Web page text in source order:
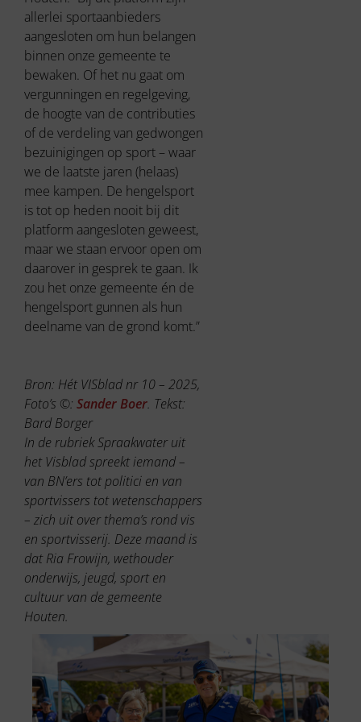
allerlei sportaanbieders
aangesloten om hun belangen
binnen onze gemeente te
bewaken. Of het nu gaat om
vergunningen en regelgeving,
de hoogte van de contributies
of de verdeling van gedwongen
bezuinigingen op sport – waar
we de laatste jaren (helaas)
mee kampen. De hengelsport
is tot op heden nooit bij dit
platform aangesloten geweest,
maar we staan ervoor open om
daarover in gesprek te gaan. Ik
zou het onze gemeente én de
hengelsport gunnen als hun
deelname van de grond komt.”
Bron: Hét VISblad nr 10 – 2025,
Foto’s ©: Sander Boer. Tekst:
Bard Borger
In de rubriek Spraakwater uit
het Visblad spreekt iemand –
van BN’ers tot politici en van
sportvissers tot wetenschappers
– zich uit over thema’s rond vis
en sportvisserij. Deze maand is
dat Ria Frowijn, wethouder
onderwijs, jeugd, sport en
cultuur van de gemeente
Houten.